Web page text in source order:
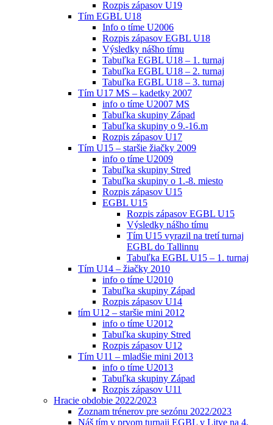
Rozpis zápasov U19
Tím EGBL U18
Info o tíme U2006
Rozpis zápasov EGBL U18
Výsledky nášho tímu
Tabuľka EGBL U18 – 1. turnaj
Tabuľka EGBL U18 – 2. turnaj
Tabuľka EGBL U18 – 3. turnaj
Tím U17 MS – kadetky 2007
info o tíme U2007 MS
Tabuľka skupiny Západ
Tabuľka skupiny o 9.-16.m
Rozpis zápasov U17
Tím U15 – staršie žiačky 2009
info o tíme U2009
Tabuľka skupiny Stred
Tabuľka skupiny o 1.-8. miesto
Rozpis zápasov U15
EGBL U15
Rozpis zápasov EGBL U15
Výsledky nášho tímu
Tím U15 vyrazil na tretí turnaj
EGBL do Tallinnu
Tabuľka EGBL U15 – 1. turnaj
Tím U14 – žiačky 2010
info o tíme U2010
Tabuľka skupiny Západ
Rozpis zápasov U14
tím U12 – staršie mini 2012
info o tíme U2012
Tabuľka skupiny Stred
Rozpis zápasov U12
Tím U11 – mladšie mini 2013
info o tíme U2013
Tabuľka skupiny Západ
Rozpis zápasov U11
Hracie obdobie 2022/2023
Zoznam trénerov pre sezónu 2022/2023
Náš tím v prvom turnaji EGBL v Litve na 4.